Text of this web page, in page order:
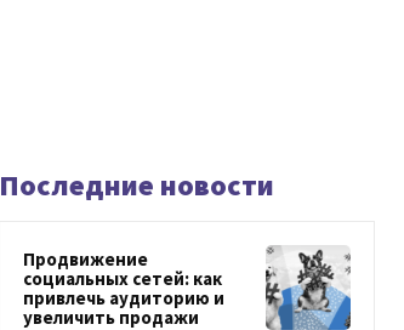
Последние новости
Продвижение
социальных сетей: как
привлечь аудиторию и
увеличить продажи